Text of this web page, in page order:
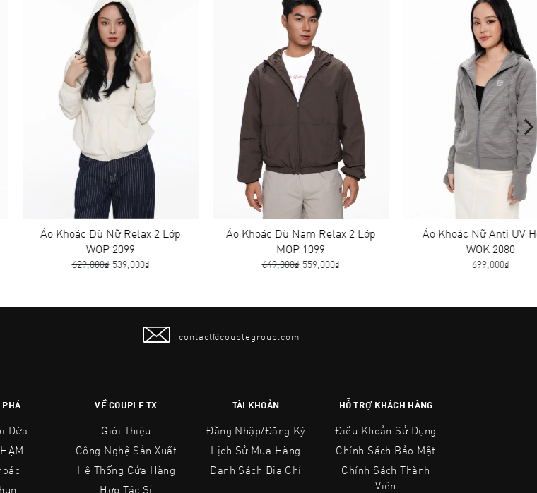
Khoác Dù Nữ Relax 2 Lớp
WOP 2099
539,000₫
Áo Khoác Dù Nam Relax 2 Lớp
559,000₫
Áo Khoác Nữ Anti UV Helios
WOK 2080
contact@couplegroup.com
Dứa
VỀ COUPLE TX
Giới Thiệu
Công Nghệ Sản Xuất
Hệ Thống Cửa Hàng
Hợp Tác Sỉ
TÀI KHOẢN
Đăng Nhập/Đăng Ký
Lịch Sử Mua Hàng
Danh Sách Địa Chỉ
HỖ TRỢ KHÁCH HÀNG
Điều Khoản Sử Dụng
Chính Sách Bảo Mật
Chính Sách Thành
Viên